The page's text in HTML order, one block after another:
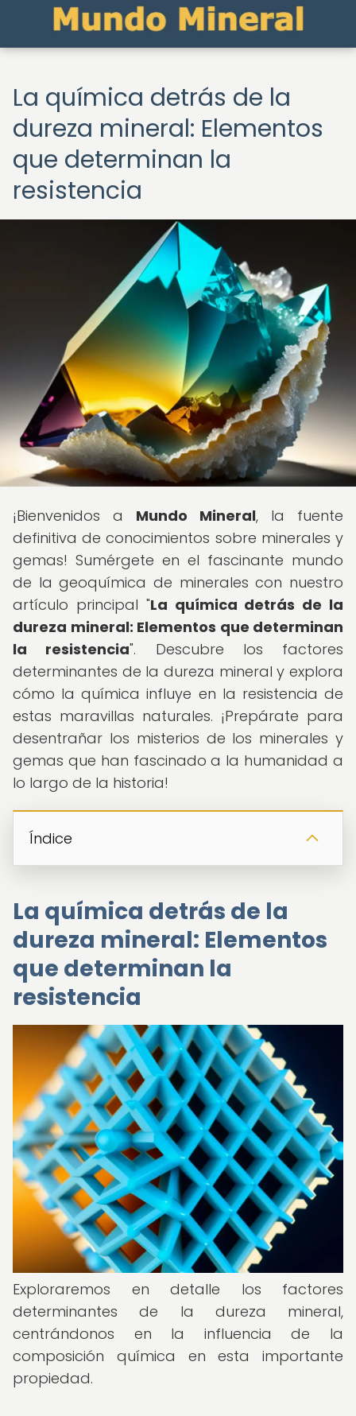
La química detrás de la
dureza mineral: Elementos
que determinan la
resistencia
¡Bienvenidos a Mundo Mineral, la fuente
definitiva de conocimientos sobre minerales y
gemas! Sumérgete en el fascinante mundo
de la geoquímica de minerales con nuestro
artículo principal "La química detrás de la
dureza mineral: Elementos que determinan
la resistencia". Descubre los factores
determinantes de la dureza mineral y explora
cómo la química influye en la resistencia de
estas maravillas naturales. ¡Prepárate para
desentrañar los misterios de los minerales y
gemas que han fascinado a la humanidad a
lo largo de la historia!
Índice
La química detrás de la
dureza mineral: Elementos
que determinan la
resistencia
Exploraremos en detalle los factores
determinantes de la dureza mineral,
centrándonos en la influencia de la
composición química en esta importante
propiedad.